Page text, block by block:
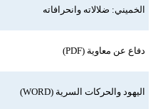
الخميني: ضلالاته وانحرافاته
دفاع عن معاوية (PDF)
اليهود والحركات السرية (WORD)